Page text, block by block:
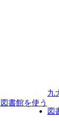
図書館を使う
九
図